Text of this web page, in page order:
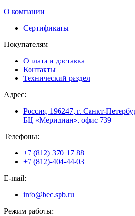
О компании
Сертификаты
Покупателям
Оплата и доставка
Контакты
Технический раздел
Адрес:
Россия, 196247, г. Санкт-
БЦ «Меридиан», офис 739
Телефоны:
+7 (812)-370-17-88
+7 (812)-404-44-03
E-mail:
info@bec.spb.ru
Режим работы: